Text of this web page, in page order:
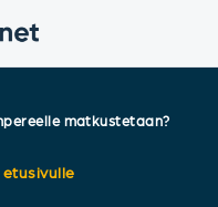
matkustetaan?
etusivulle